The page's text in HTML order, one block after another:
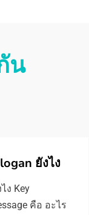
น
ยังไง
ง Key
คือ อะไร